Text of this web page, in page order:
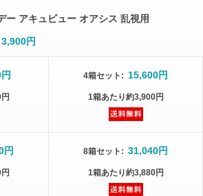
ー アキュビュー オアシス 乱視用
3,900円
4箱セット : 15,600円
1箱あたり約3,900円
円 8箱セット : 31,040円
1箱あたり約3,880円